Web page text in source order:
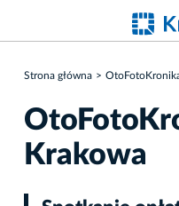
Strona główna
Krakowa